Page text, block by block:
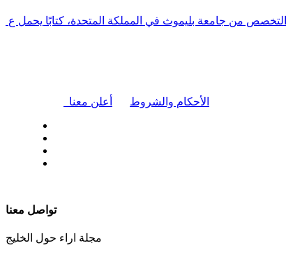
من جامعة بليموث في المملكة المتحدة، كتابًا يحمل ع
أعلن معنا الأحكام والشروط
تواصل معنا
مجلة اراء حول الخليج